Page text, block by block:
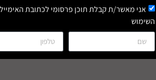
אני מאשר/ת קבלת תוכן פרסומי לכתובת
השימוש